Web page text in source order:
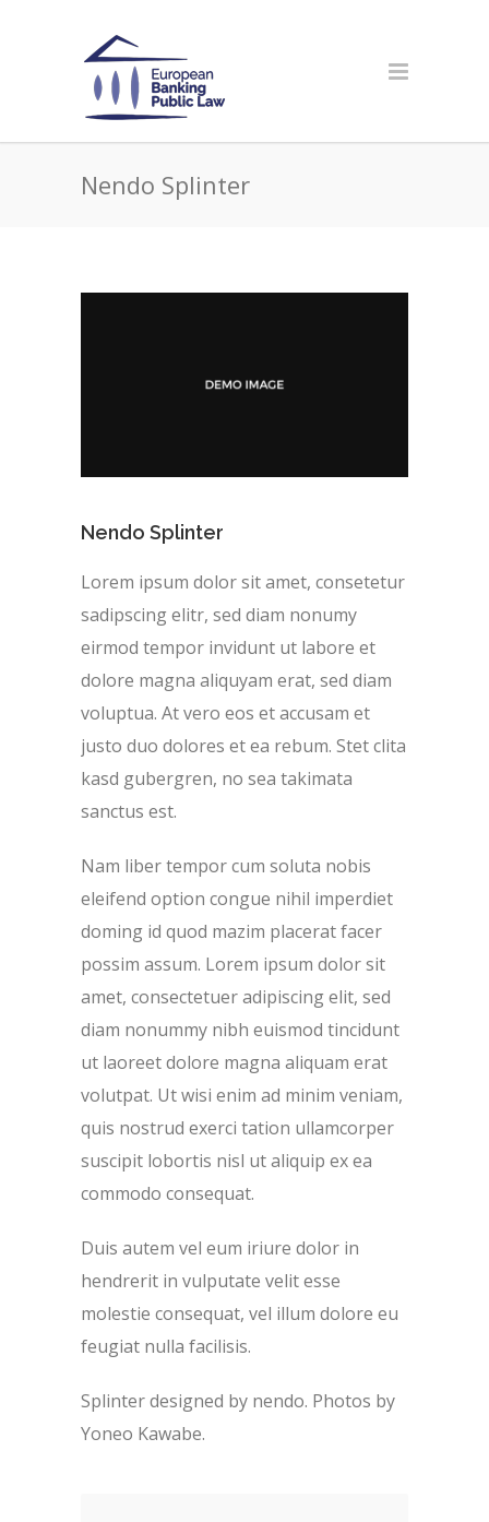
Nendo Splinter
Nendo Splinter
Lorem ipsum dolor sit amet, consetetur
sadipscing elitr, sed diam nonumy
eirmod tempor invidunt ut labore et
dolore magna aliquyam erat, sed diam
voluptua. At vero eos et accusam et
justo duo dolores et ea rebum. Stet clita
kasd gubergren, no sea takimata
sanctus est.
Nam liber tempor cum soluta nobis
eleifend option congue nihil imperdiet
doming id quod mazim placerat facer
possim assum. Lorem ipsum dolor sit
amet, consectetuer adipiscing elit, sed
diam nonummy nibh euismod tincidunt
ut laoreet dolore magna aliquam erat
volutpat. Ut wisi enim ad minim veniam,
quis nostrud exerci tation ullamcorper
suscipit lobortis nisl ut aliquip ex ea
commodo consequat.
Duis autem vel eum iriure dolor in
hendrerit in vulputate velit esse
molestie consequat, vel illum dolore eu
feugiat nulla facilisis.
Splinter designed by nendo. Photos by
Yoneo Kawabe.